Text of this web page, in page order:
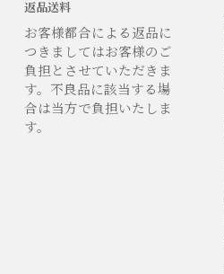
返品送料
お客様都合による返品に
つきましてはお客様のご
負担とさせていただきま
す。不良品に該当する場
合は当方で負担いたしま
す。